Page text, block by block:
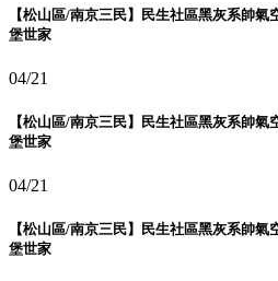
【松山區/南京三民】民生社區黑灰系帥
堡世家
04/21
【松山區/南京三民】民生社區黑灰系帥
堡世家
04/21
【松山區/南京三民】民生社區黑灰系帥
堡世家